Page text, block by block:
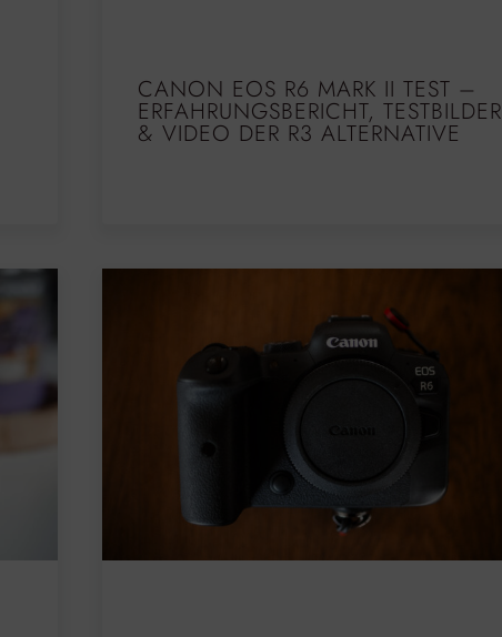
CANON EOS R6 MARK II TEST –
ERFAHRUNGSBERICHT, TESTBILDER
& VIDEO DER R3 ALTERNATIVE